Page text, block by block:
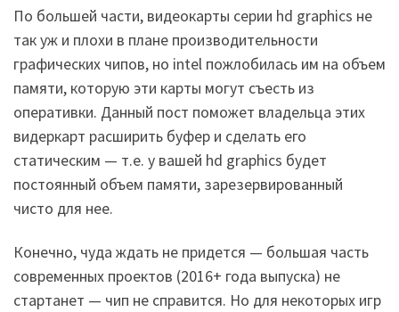
По большей части, видеокарты серии hd graphics не
так уж и плохи в плане производительности
графических чипов, но intel пожлобилась им на объем
памяти, которую эти карты могут съесть из
оперативки. Данный пост поможет владельца этих
видеркарт расширить буфер и сделать его
статическим — т.е. у вашей hd graphics будет
постоянный объем памяти, зарезервированный
чисто для нее.
Конечно, чуда ждать не придется — большая часть
современных проектов (2016+ года выпуска) не
стартанет — чип не справится. Но для некоторых игр